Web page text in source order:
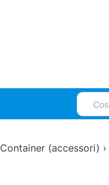
Cerca:
Container (accessori) ›